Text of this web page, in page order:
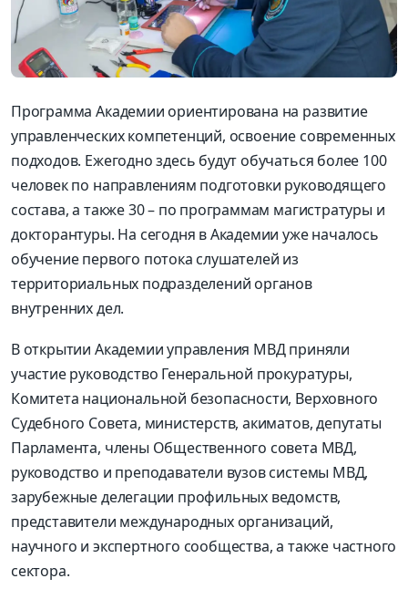
Программа Академии ориентирована на развитие
управленческих компетенций, освоение современных
подходов. Ежегодно здесь будут обучаться более 100
человек по направлениям подготовки руководящего
состава, а также 30 – по программам магистратуры и
докторантуры. На сегодня в Академии уже началось
обучение первого потока слушателей из
территориальных подразделений органов
внутренних дел.
В открытии Академии управления МВД приняли
участие руководство Генеральной прокуратуры,
Комитета национальной безопасности, Верховного
Судебного Совета, министерств, акиматов, депутаты
Парламента, члены Общественного совета МВД,
руководство и преподаватели вузов системы МВД,
зарубежные делегации профильных ведомств,
представители международных организаций,
научного и экспертного сообщества, а также частного
сектора.